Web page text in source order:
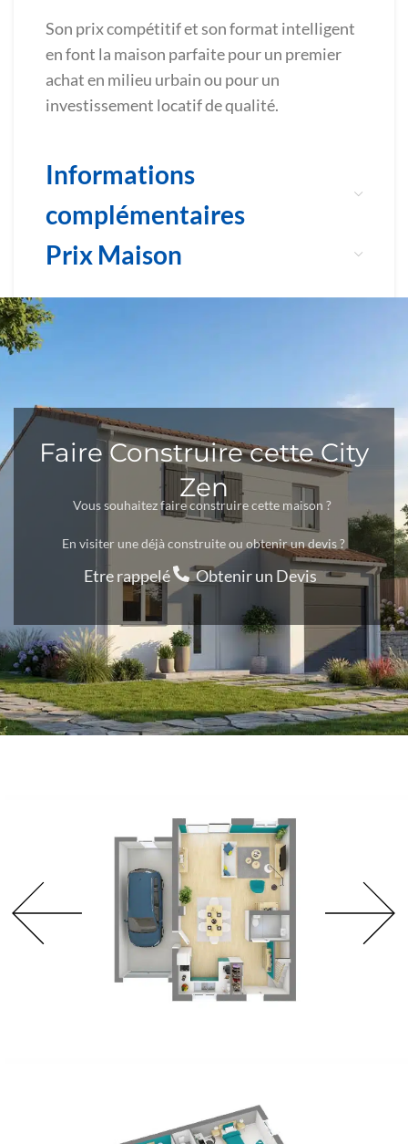
Son prix compétitif et son format intelligent
en font la maison parfaite pour un premier
achat en milieu urbain ou pour un
investissement locatif de qualité.
Informations
complémentaires
Prix Maison
Faire Construire cette City
Zen
Vous souhaitez faire construire cette maison ?
En visiter une déjà construite ou obtenir un devis ?
Etre rappelé Obtenir un Devis